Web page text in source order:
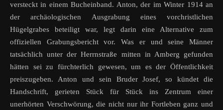
versteckt in einem Bucheinband. Anton, der im Winter 1914 an
der archäologischen Ausgrabung eines vorchristlichen
Hügelgrabes beteiligt war, legt darin eine Alternative zum
offiziellen Grabungsbericht vor. Was er und seine Männer
tatsächlich unter der Herrnstraße mitten in Amberg gefunden
hätten sei zu fürchterlich gewesen, um es der Öffentlichkeit
preiszugeben. Anton und sein Bruder Josef, so kündet die
Handschrift, gerieten Stück für Stück ins Zentrum einer
unerhörten Verschwörung, die nicht nur ihr Fortleben ganz und